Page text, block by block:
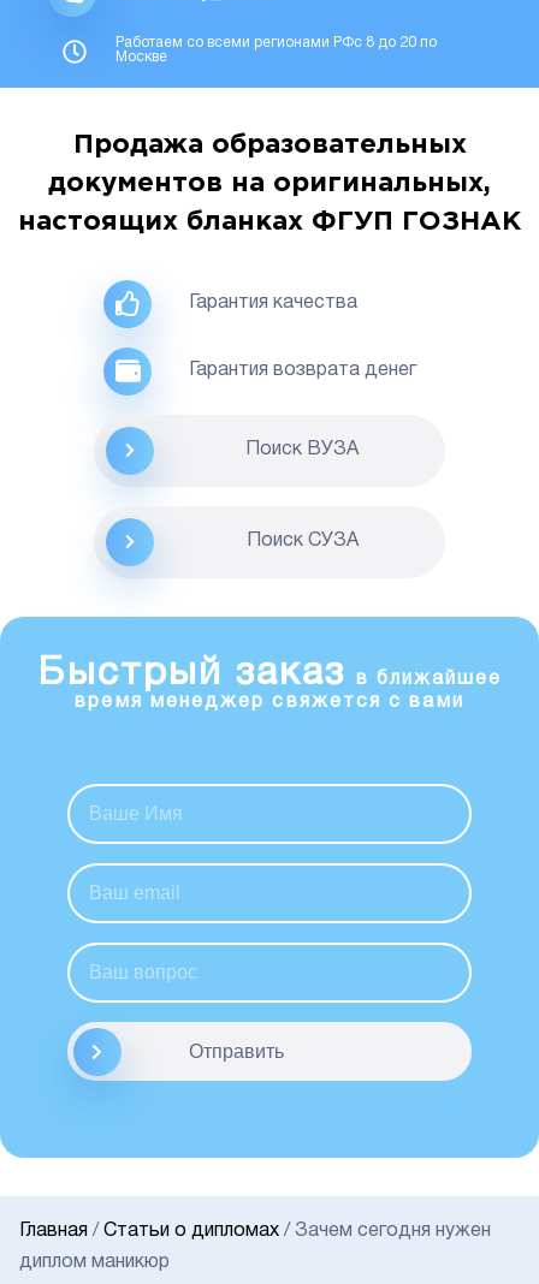
Работаем со всеми регионами РФс 8 до 20 по
Москве
Продажа образовательных
документов на оригинальных,
настоящих бланках ФГУП ГОЗНАК
Гарантия качества
Гарантия возврата денег
Поиск ВУЗА
Поиск CУЗА
Быстрый заказ
в ближайшее
время менеджер свяжется с вами
Отправить
Главная / Статьи о дипломах / Зачем сегодня нужен
диплом маникюр